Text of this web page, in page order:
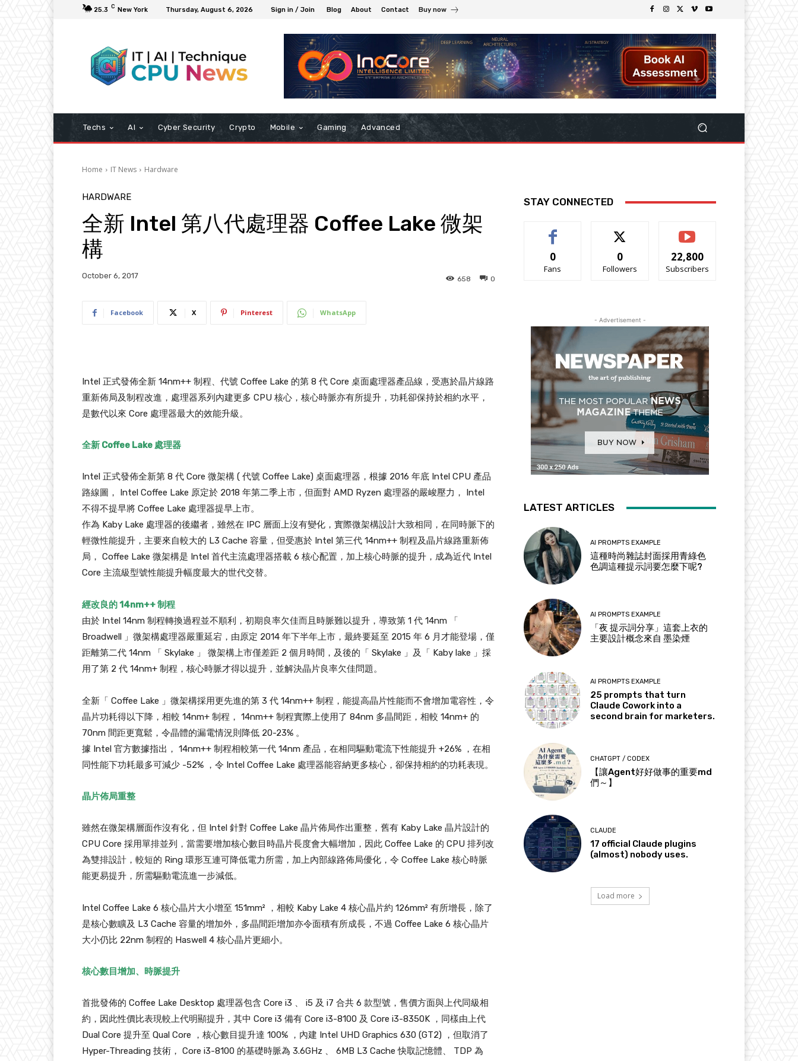
25.3 C New York Thursday, August 6, 2026 Sign in / Join Blog About Contact Buy now
Techs AI Cyber Security Crypto Mobile Gaming Advanced
Home IT News Hardware
HARDWARE
全新 Intel 第八代處理器 Coffee Lake 微架
構
October 6, 2017 0
658
Facebook X Pinterest WhatsApp
Intel 正式發佈全新 14nm++ 制程、代號 Coffee Lake 的第 8 代 Core 桌面處理器產品線，受惠於晶片線路
重新佈局及制程改進，處理器系列內建更多 CPU 核心，核心時脈亦有所提升，功耗卻保持於相約水平，
是數代以來 Core 處理器最大的效能升級。
全新 Coffee Lake 處理器
Intel 正式發佈全新第 8 代 Core 微架構 ( 代號 Coffee Lake) 桌面處理器，根據 2016 年底 Intel CPU 產品
路線圖， Intel Coffee Lake 原定於 2018 年第二季上市，但面對 AMD Ryzen 處理器的嚴峻壓力， Intel
不得不提早將 Coffee Lake 處理器提早上市。
作為 Kaby Lake 處理器的後繼者，雖然在 IPC 層面上沒有變化，實際微架構設計大致相同，在同時脈下的
輕微性能提升，主要來自較大的 L3 Cache 容量，但受惠於 Intel 第三代 14nm++ 制程及晶片線路重新佈
局， Coffee Lake 微架構是 Intel 首代主流處理器搭載 6 核心配置，加上核心時脈的提升，成為近代 Intel
Core 主流級型號性能提升幅度最大的世代交替。
經改良的 14nm++ 制程
由於 Intel 14nm 制程轉換過程並不順利，初期良率欠佳而且時脈難以提升，導致第 1 代 14nm 「
Broadwell 」微架構處理器嚴重延宕，由原定 2014 年下半年上市，最終要延至 2015 年 6 月才能登場，僅
距離第二代 14nm 「 Skylake 」 微架構上市僅差距 2 個月時間，及後的「 Skylake 」及「 Kaby lake 」採
用了第 2 代 14nm+ 制程，核心時脈才得以提升，並解決晶片良率欠佳問題。
全新「 Coffee Lake 」微架構採用更先進的第 3 代 14nm++ 制程，能提高晶片性能而不會增加電容性，令
晶片功耗得以下降，相較 14nm+ 制程， 14nm++ 制程實際上使用了 84nm 多晶間距，相較 14nm+ 的
70nm 間距更寬鬆，令晶體的漏電情況則降低 20-23% 。
據 Intel 官方數據指出， 14nm++ 制程相較第一代 14nm 產品，在相同驅動電流下性能提升 +26% ，在相
同性能下功耗最多可減少 -52% ，令 Intel Coffee Lake 處理器能容納更多核心，卻保持相約的功耗表現。
晶片佈局重整
雖然在微架構層面作沒有化，但 Intel 針對 Coffee Lake 晶片佈局作出重整，舊有 Kaby Lake 晶片設計的
CPU Core 採用單排並列，當需要增加核心數目時晶片長度會大幅增加，因此 Coffee Lake 的 CPU 排列改
為雙排設計，較短的 Ring 環形互連可降低電力所需，加上內部線路佈局優化，令 Coffee Lake 核心時脈
能更易提升，所需驅動電流進一步減低。
Intel Coffee Lake 6 核心晶片大小增至 151mm² ，相較 Kaby Lake 4 核心晶片約 126mm² 有所增長，除了
是核心數矌及 L3 Cache 容量的增加外，多晶間距增加亦令面積有所成長，不過 Coffee Lake 6 核心晶片
大小仍比 22nm 制程的 Haswell 4 核心晶片更細小。
核心數目增加、時脈提升
首批發佈的 Coffee Lake Desktop 處理器包含 Core i3 、 i5 及 i7 合共 6 款型號，售價方面與上代同級相
約，因此性價比表現較上代明顯提升，其中 Core i3 備有 Core i3-8100 及 Core i3-8350K ，同樣由上代
Dual Core 提升至 Qual Core ，核心數目提升達 100% ，內建 Intel UHD Graphics 630 (GT2) ，但取消了
Hyper-Threading 技術， Core i3-8100 的基礎時脈為 3.6GHz 、 6MB L3 Cache 快取記憶體、 TDP 為
STAY CONNECTED
0
Fans
0
Followers
22,800
Subscribers
- Advertisement -
LATEST ARTICLES
AI PROMPTS EXAMPLE
這種時尚雜誌封面採用青綠色
色調這種提示詞要怎麼下呢?
AI PROMPTS EXAMPLE
「夜 提示詞分享」這套上衣的
主要設計概念來自 墨染煙
AI PROMPTS EXAMPLE
25 prompts that turn
Claude Cowork into a
second brain for marketers.
CHATGPT / CODEX
【讓Agent好好做事的重要md
們～】
CLAUDE
17 official Claude plugins
(almost) nobody uses.
Load more